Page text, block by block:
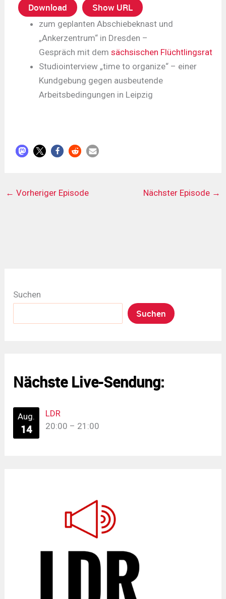
Download Show URL
zum geplanten Abschiebeknast und
„Ankerzentrum“ in Dresden –
Gespräch mit demsächsischen Flüchtlingsrat
Studiointerview „time to organize“ – einer
Kundgebung gegen ausbeutende
Arbeitsbedingungen in Leipzig
← Vorheriger Episode Nächster Episode →
Suchen
Suchen
Nächste Live-Sendung:
Aug.
14
LDR
20:00 – 21:00